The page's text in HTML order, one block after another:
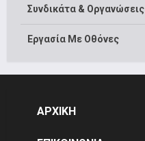
Συνδικάτα & Οργανώσεις
Εργασία Με Οθόνες
ΑΡΧΙΚΗ